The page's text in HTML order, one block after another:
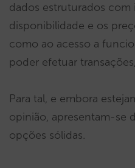
dados estruturados com
disponibilidade e os
como ao acesso a
poder efetuar
Para tal, e embora
opinião, apresentam-se
opções sólidas.